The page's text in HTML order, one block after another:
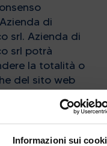
Informazioni sui
di
srl. Azienda di
srl potrà
la totalità o
del sito web
e del
di Promozione